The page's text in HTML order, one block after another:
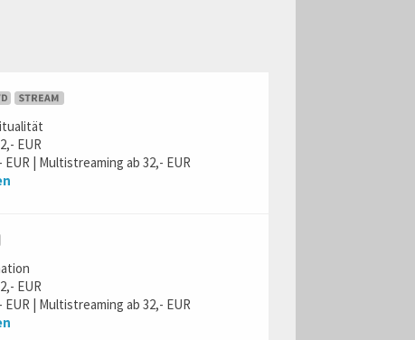
EUR
| Multistreaming ab 32,- EUR
EUR
| Multistreaming ab 32,- EUR